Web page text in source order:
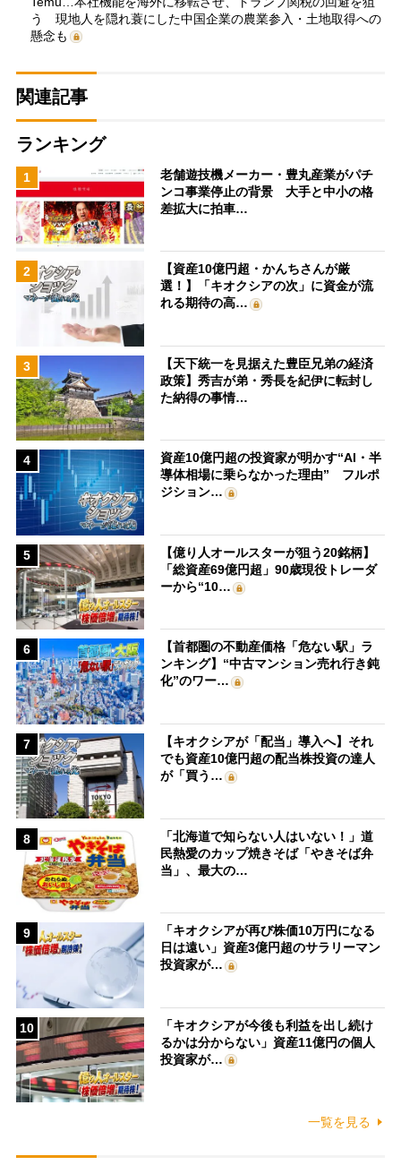
う 現地人を隠れ蓑にした中国企業の農業参入・土地取得への
懸念も
関連記事
ランキング
1
老舗遊技機メーカー・豊丸産業がパチ
ンコ事業停止の背景 大手と中小の格
差拡大に拍車…
2
【資産10億円超・かんちさんが厳
選！】「キオクシアの次」に資金が流
れる期待の高…
3
【天下統一を見据えた豊臣兄弟の経済
政策】秀吉が弟・秀長を紀伊に転封し
た納得の事情…
4
資産10億円超の投資家が明かす“AI・半
導体相場に乗らなかった理由” フルポ
ジション…
5
【億り人オールスターが狙う20銘柄】
「総資産69億円超」90歳現役トレーダ
ーから“10…
6
【首都圏の不動産価格「危ない駅」ラ
ンキング】“中古マンション売れ行き鈍
化”のワー…
7
【キオクシアが「配当」導入へ】それ
でも資産10億円超の配当株投資の達人
が「買う…
8
「北海道で知らない人はいない！」道
民熱愛のカップ焼きそば「やきそば弁
当」、最大の…
9
「キオクシアが再び株価10万円になる
日は遠い」資産3億円超のサラリーマン
投資家が…
10
「キオクシアが今後も利益を出し続け
るかは分からない」資産11億円の個人
投資家が…
一覧を見る